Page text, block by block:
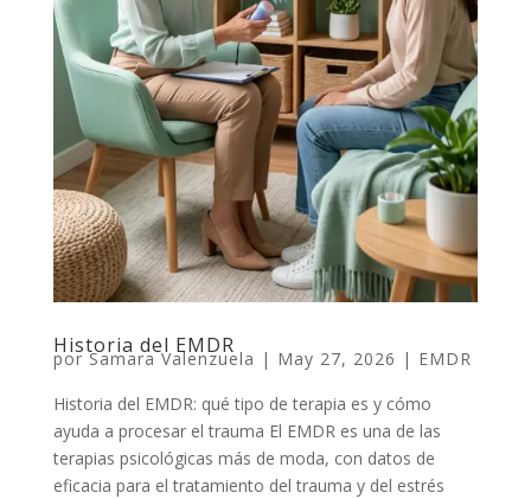
Historia del EMDR
porSamara Valenzuela | May 27, 2026 | EMDR
Historia del EMDR: qué tipo de terapia es y cómo
ayuda a procesar el trauma El EMDR es una de las
terapias psicológicas más de moda, con datos de
eficacia para el tratamiento del trauma y del estrés